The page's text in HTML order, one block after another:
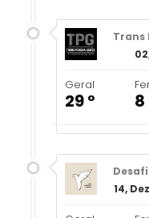
Trans
Geral
29 º 8
14,